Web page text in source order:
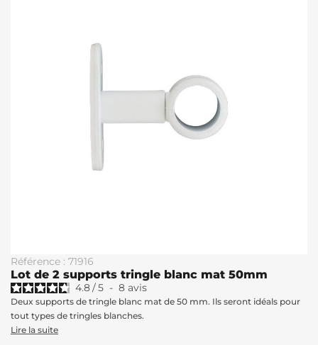
Référence : 71916
Lot de 2 supports tringle blanc mat 50mm
4.8/5 - 8 avis
Deux supports de tringle blanc mat de 50 mm. Ils seront idéals pour
tout types de tringles blanches.
Lire la suite